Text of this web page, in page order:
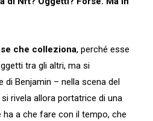
che colleziona, perché esse
tra gli altri, ma si
Benjamin – nella scena del
rivela allora portatrice di una
a che fare con il tempo, che